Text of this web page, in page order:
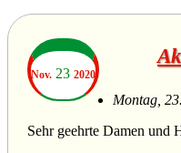
Nov. 23 2020
Montag,
Sehr geehrte Damen und